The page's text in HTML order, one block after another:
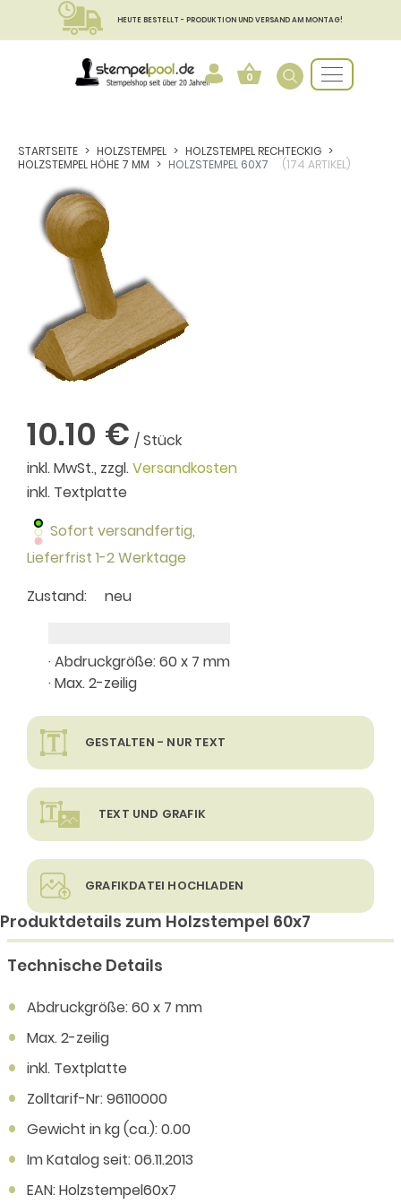
HEUTE BESTELLT - PRODUKTION UND VERSAND AM MONTAG!
0
STARTSEITE HOLZSTEMPEL
HOLZSTEMPEL RECHTECKIG
HOLZSTEMPEL HÖHE 7 MM
HOLZSTEMPEL 60X7 (174 ARTIKEL)
10.10 € / Stück
inkl. MwSt., zzgl.Versandkosten
inkl. Textplatte
Sofort versandfertig,
Lieferfrist 1-2 Werktage
Zustand:
neu
· Abdruckgröße: 60 x 7 mm
· Max. 2-zeilig
GESTALTEN - NUR TEXT
TEXT UND GRAFIK
GRAFIKDATEI HOCHLADEN
Produktdetails zum Holzstempel 60x7
Technische Details
Abdruckgröße: 60 x 7 mm
Max. 2-zeilig
inkl. Textplatte
Zolltarif-Nr: 96110000
Gewicht in kg (ca.): 0.00
Im Katalog seit: 06.11.2013
EAN: Holzstempel60x7